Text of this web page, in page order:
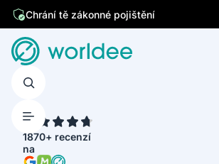
Jsme česká firma
1870+ recenzí
na